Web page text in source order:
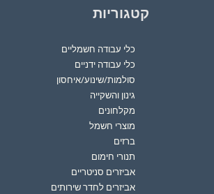
קטגוריות
כלי עבודה חשמליים
כלי עבודה ידניים
סולמות/שינוע/איחסון
גינון והשקייה
מקלחונים
מוצרי חשמל
ברזים
תנורי חימום
אביזרים סניטריים
אביזרים לחדר שירותים